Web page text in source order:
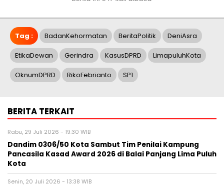
Tag : BadanKehormatan BeritaPolitik DeniAsra
EtikaDewan Gerindra KasusDPRD LimapuluhKota
OknumDPRD RikoFebrianto SP1
BERITA TERKAIT
Rabu, 29 Juli 2026 - 19:30 WIB
Dandim 0306/50 Kota Sambut Tim Penilai Kampung
Pancasila Kasad Award 2026 di Balai Panjang Lima Puluh
Kota
Senin, 20 Juli 2026 - 13:38 WIB